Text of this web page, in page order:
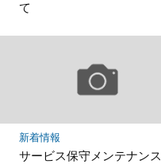
て
新着情報
サービス保守メンテナンス